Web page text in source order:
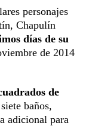
personajes
Chapulín
días de su
de 2014
de
baños,
adicional para